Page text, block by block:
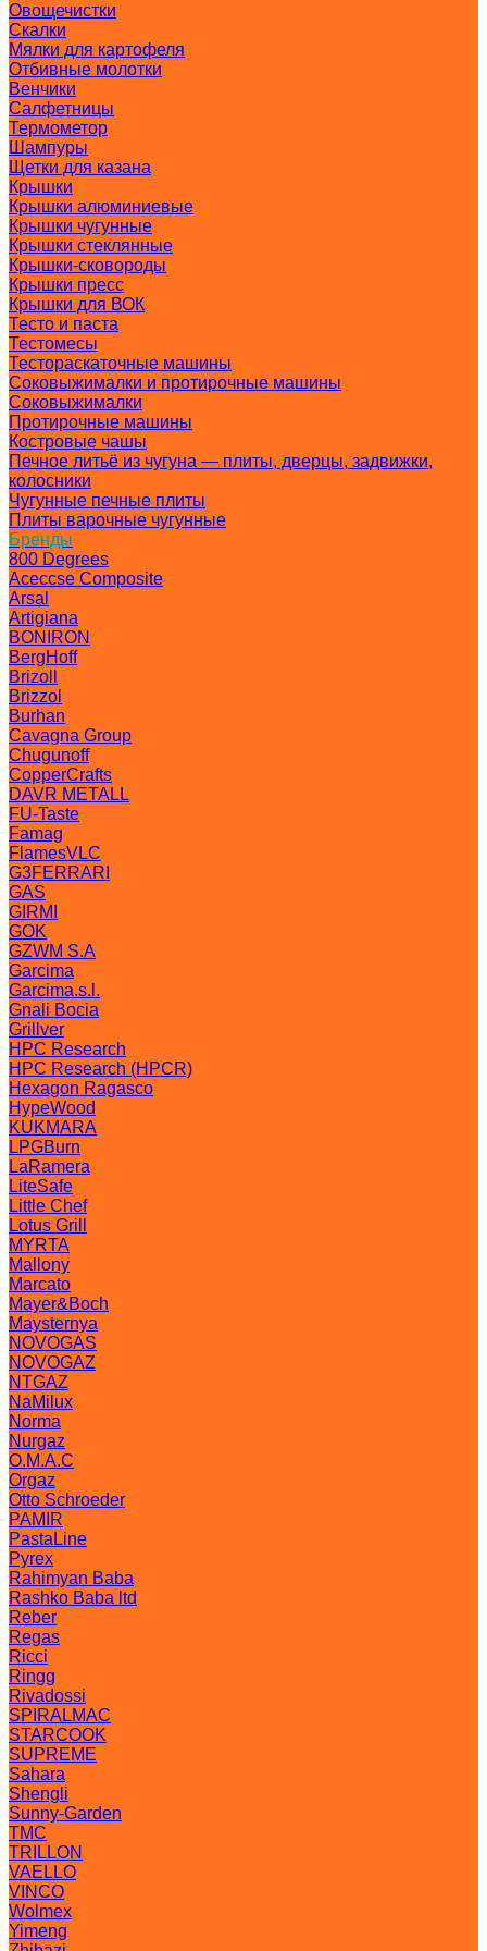
Овощечистки
Скалки
Мялки для картофеля
Отбивные молотки
Венчики
Салфетницы
Термометор
Шампуры
Щетки для казана
Крышки
Крышки алюминиевые
Крышки чугунные
Крышки стеклянные
Крышки-сковороды
Крышки пресс
Крышки для ВОК
Тесто и паста
Тестомесы
Тестораскаточные машины
Соковыжималки и протирочные машины
Соковыжималки
Протирочные машины
Костровые чашы
Печное литьё из чугуна — плиты, дверцы, задвижки,
колосники
Чугунные печные плиты
Плиты варочные чугунные
Бренды
800 Degrees
Aceccse Composite
Arsal
Artigiana
BONIRON
BergHoff
Brizoll
Brizzol
Burhan
Cavagna Group
Chugunoff
CopperCrafts
DAVR METALL
FU-Taste
Famag
FlamesVLC
G3FERRARI
GAS
GIRMI
GOK
GZWM S.A
Garcima
Garcima.s.l.
Gnali Bocia
Grillver
HPC Research
HPC Research (HPCR)
Hexagon Ragasco
HypeWood
KUKMARA
LPGBurn
LaRamera
LiteSafe
Little Chef
Lotus Grill
MYRTA
Mallony
Marcato
Mayer&Boch
Maysternya
NOVOGAS
NOVOGAZ
NTGAZ
NaMilux
Norma
Nurgaz
O.M.A.C
Orgaz
Otto Schroeder
PAMIR
PastaLine
Pyrex
Rahimyan Baba
Rashko Baba ltd
Reber
Regas
Ricci
Ringg
Rivadossi
SPIRALMAC
STARCOOK
SUPREME
Sahara
Shengli
Sunny-Garden
TMC
TRILLON
VAELLO
VINCO
Wolmex
Yimeng